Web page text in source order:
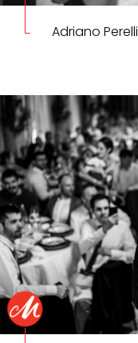
Adriano Perelli